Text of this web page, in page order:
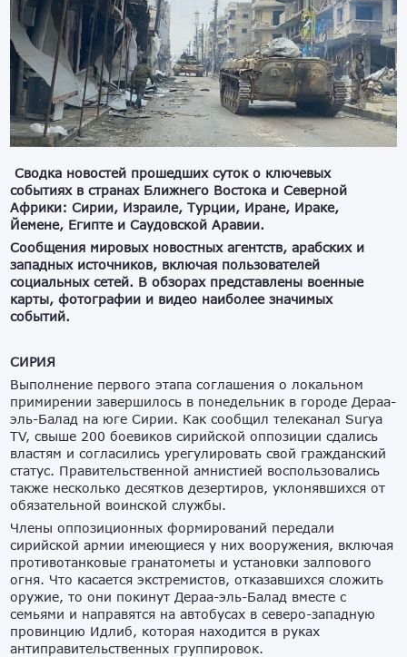
Сводка новостей прошедших суток о ключевых
событиях в странах Ближнего Востока и Северной
Африки: Сирии, Израиле, Турции, Иране, Ираке,
Йемене, Египте и Саудовской Аравии.
Сообщения мировых новостных агентств, арабских и
западных источников, включая пользователей
социальных сетей. В обзорах представлены военные
карты, фотографии и видео наиболее значимых
событий.
СИРИЯ
Выполнение первого этапа соглашения о локальном
примирении завершилось в понедельник в городе Дераа-
эль-Балад на юге Сирии. Как сообщил телеканал Surya
TV, свыше 200 боевиков сирийской оппозиции сдались
властям и согласились урегулировать свой гражданский
статус. Правительственной амнистией воспользовались
также несколько десятков дезертиров, уклонявшихся от
обязательной воинской службы.
Члены оппозиционных формирований передали
сирийской армии имеющиеся у них вооружения, включая
противотанковые гранатометы и установки залпового
огня. Что касается экстремистов, отказавшихся сложить
оружие, то они покинут Дераа-эль-Балад вместе с
семьями и направятся на автобусах в северо-западную
провинцию Идлиб, которая находится в руках
антиправительственных группировок.